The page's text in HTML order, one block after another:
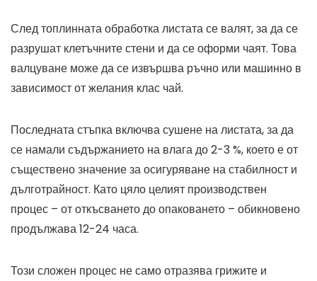
След топлинната обработка листата се валят, за да се
разрушат клетъчните стени и да се оформи чаят. Това
валцуване може да се извършва ръчно или машинно в
зависимост от желания клас чай.
Последната стъпка включва сушене на листата, за да
се намали съдържанието на влага до 2-3 %, което е от
съществено значение за осигуряване на стабилност и
дълготрайност. Като цяло целият производствен
процес – от откъсването до опаковането – обикновено
продължава 12-24 часа.
Този сложен процес не само отразява грижите и